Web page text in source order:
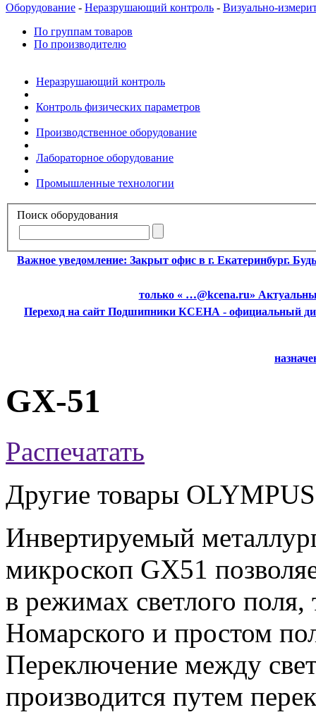
Оборудование - Неразрушающий контроль - Визуально-
По группам товаров
По производителю
Неразрушающий контроль
Контроль физических параметров
Производственное оборудование
Лабораторное оборудование
Промышленные технологии
Поиск оборудования
Важное уведомление: Закрыт офис в г. Екатеринбург.
только « …@kcena.ru»
Переход на сайт Подшипники КСЕНА - официальный
GX-51
Распечатать
Другие товары OLYMPUS
Инвертируемый
микроскоп GX51
в режимах светлого
Номарского и простом
Переключение между
производится путем